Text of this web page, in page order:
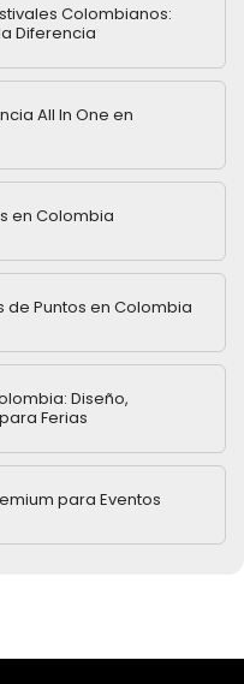
Colombianos:
Diferencia
All In One en
en Colombia
de Puntos en Colombia
Diseño,
Ferias
para Eventos